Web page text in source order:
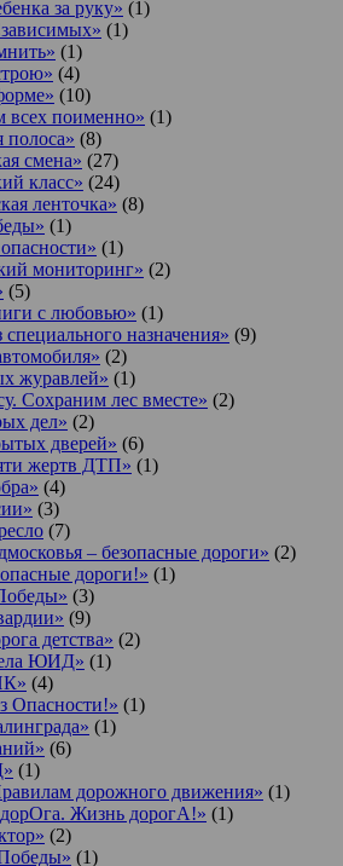
за руку» (1)
(1)
(1)
(4)
(10)
всех поименно» (1)
полоса» (8)
смена» (27)
класс» (24)
ленточка» (8)
(1)
(1)
мониторинг» (2)
(5)
с любовью» (1)
назначения» (9)
(2)
журавлей» (1)
Сохраним лес вместе» (2)
дел» (2)
дверей» (6)
жертв ДТП» (1)
(4)
(3)
(7)
– безопасные дороги» (2)
дороги!» (1)
(3)
(9)
детства» (2)
ЮИД» (1)
(4)
Опасности!» (1)
(1)
(6)
(1)
дорожного движения» (1)
Жизнь дорогА!» (1)
(2)
(1)